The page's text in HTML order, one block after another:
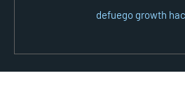
defuego growth